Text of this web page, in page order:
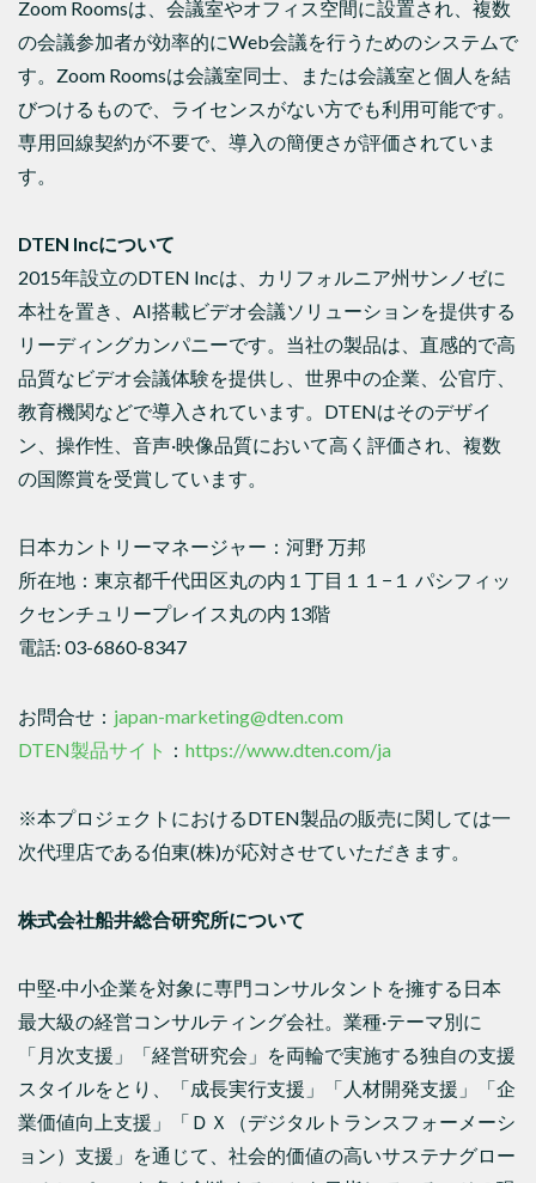
Zoom Roomsは、会議室やオフィス空間に設置され、複数
の会議参加者が効率的にWeb会議を行うためのシステムで
す。Zoom Roomsは会議室同士、または会議室と個人を結
びつけるもので、ライセンスがない方でも利用可能です。
専用回線契約が不要で、導入の簡便さが評価されていま
す。
DTEN Incについて
2015年設立のDTEN Incは、カリフォルニア州サンノゼに
本社を置き、AI搭載ビデオ会議ソリューションを提供する
リーディングカンパニーです。当社の製品は、直感的で高
品質なビデオ会議体験を提供し、世界中の企業、公官庁、
教育機関などで導入されています。DTENはそのデザイ
ン、操作性、音声·映像品質において高く評価され、複数
の国際賞を受賞しています。
日本カントリーマネージャー：河野 万邦
所在地：東京都千代田区丸の内１丁目１１−１ パシフィッ
クセンチュリープレイス丸の内 13階
電話: 03-6860-8347
お問合せ： japan-marketing@dten.com
DTEN製品サイト ： https://www.dten.com/ja
※本プロジェクトにおけるDTEN製品の販売に関しては一
次代理店である伯東(株)が応対させていただきます。
株式会社船井総合研究所について
中堅·中小企業を対象に専門コンサルタントを擁する日本
最大級の経営コンサルティング会社。業種·テーマ別に
「月次支援」「経営研究会」を両輪で実施する独自の支援
スタイルをとり、「成長実行支援」「人材開発支援」「企
業価値向上支援」「ＤＸ（デジタルトランスフォーメーシ
ョン）支援」を通じて、社会的価値の高いサステナグロー